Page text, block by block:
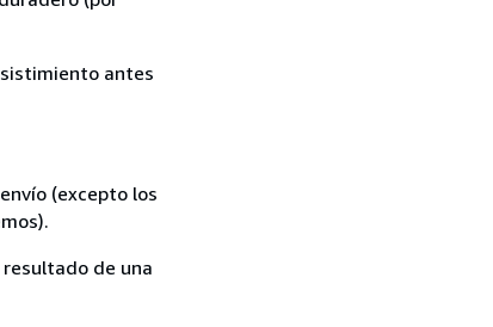
antes
(excepto los
de una